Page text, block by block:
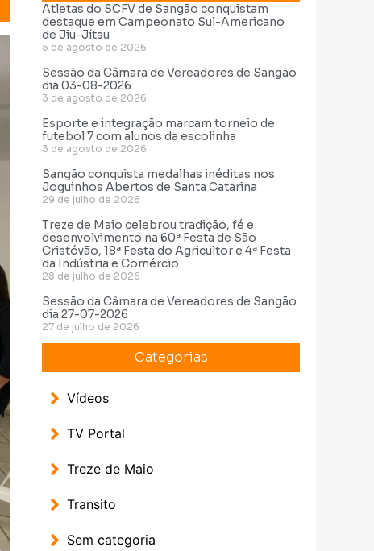
Atletas do SCFV de Sangão conquistam
destaque em Campeonato Sul-Americano
de Jiu-Jítsu
5 de agosto de 2026
Sessão da Câmara de Vereadores de Sangão
dia 03-08-2026
3 de agosto de 2026
Esporte e integração marcam torneio de
futebol 7 com alunos da escolinha
3 de agosto de 2026
Sangão conquista medalhas inéditas nos
Joguinhos Abertos de Santa Catarina
29 de julho de 2026
Treze de Maio celebrou tradição, fé e
desenvolvimento na 60ª Festa de São
Cristóvão, 18ª Festa do Agricultor e 4ª Festa
da Indústria e Comércio
28 de julho de 2026
Sessão da Câmara de Vereadores de Sangão
dia 27-07-2026
27 de julho de 2026
Categorias
Vídeos
TV Portal
Treze de Maio
Transito
Sem categoria